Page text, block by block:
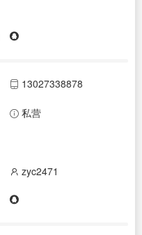
13027338878
私营
zyc2471